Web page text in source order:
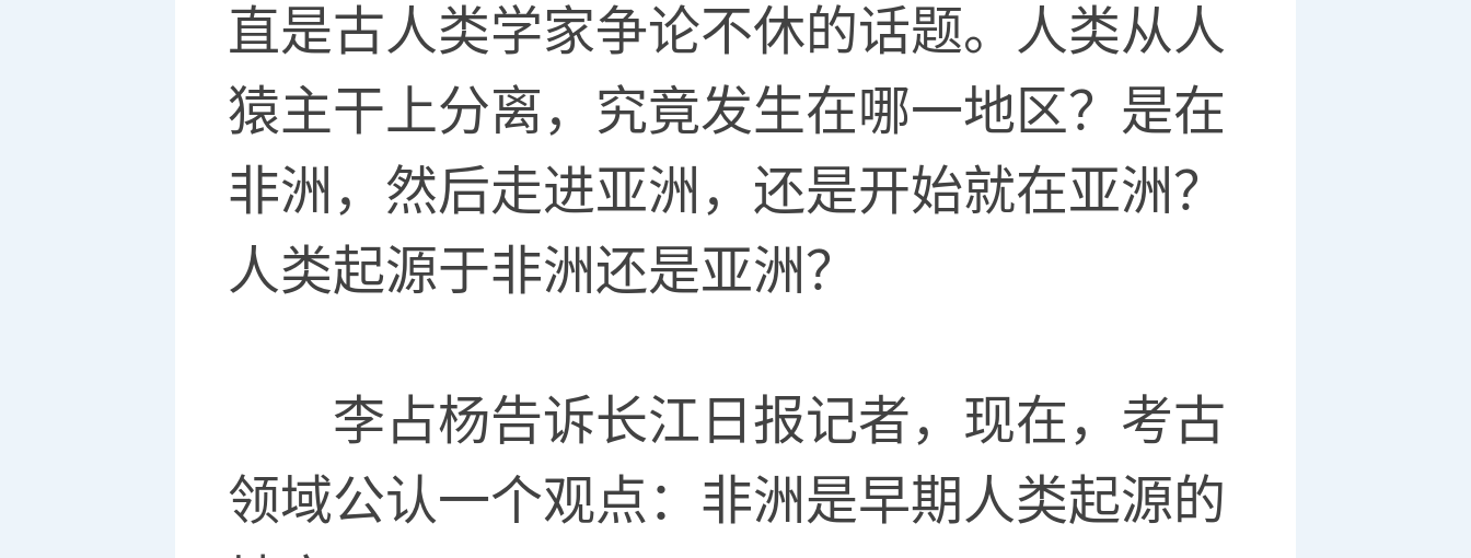
直是古人类学家争论不休的话题。人类从人
猿主干上分离，究竟发生在哪一地区？是在
非洲，然后走进亚洲，还是开始就在亚洲？
人类起源于非洲还是亚洲？
李占杨告诉长江日报记者，现在，考古
领域公认一个观点：非洲是早期人类起源的